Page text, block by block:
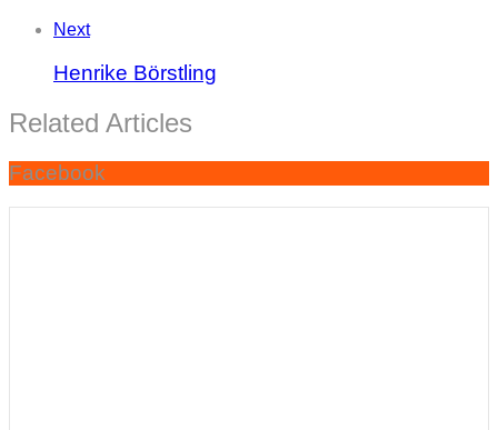
Next
Henrike Börstling
Related Articles
Facebook